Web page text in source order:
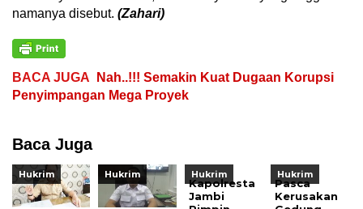
namanya disebut. (Zahari)
BACA JUGA
Nah..!!! Semakin Kuat Dugaan Korupsi
Penyimpangan Mega Proyek
Baca Juga
Hukrim Hukrim Hukrim
Kapolresta
Jambi
Hukrim
Pasca
Kerusakan